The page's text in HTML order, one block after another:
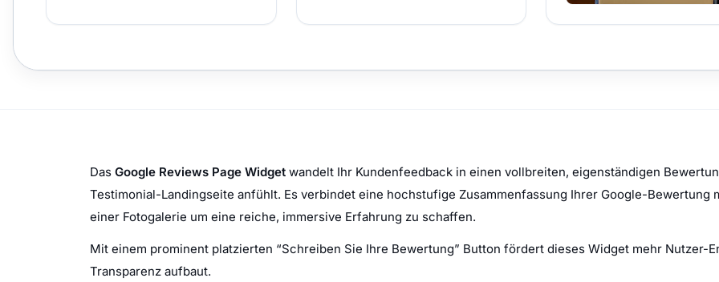
Das Google Reviews Page Widget wandelt Ihr Kundenfeedback in einen vollbreiten, eigenständigen
Testimonial-Landingseite anfühlt. Es verbindet eine hochstufige Zusammenfassung Ihrer Google-
einer Fotogalerie um eine reiche, immersive Erfahrung zu schaffen.
Mit einem prominent platzierten “Schreiben Sie Ihre Bewertung” Button fördert dieses Widget mehr Nutzer-
Transparenz aufbaut.